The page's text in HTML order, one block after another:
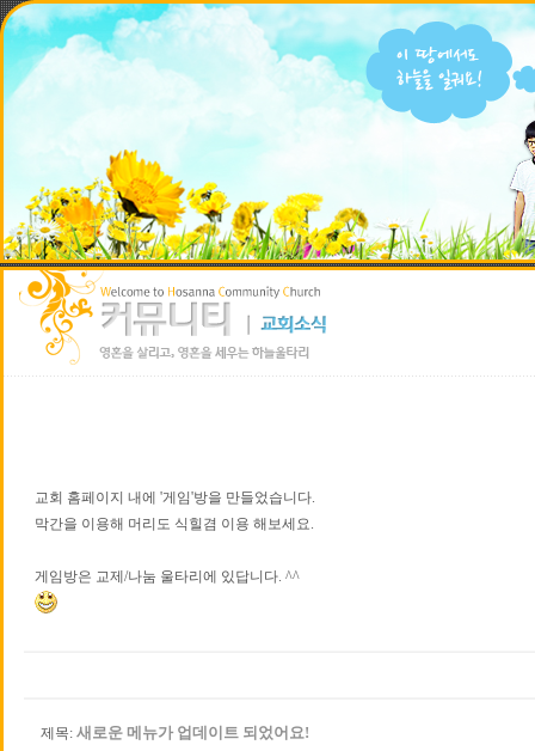
교회 홈페이지 내에 '게임'방을 만들었습니다.
막간을 이용해 머리도 식힐겸 이용 해보세요.
게임방은 교제/나눔 울타리에 있답니다. ^^
제목: 새로운 메뉴가 업데이트 되었어요!